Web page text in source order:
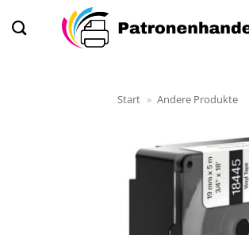
Inhalt
Start » Andere Produkte